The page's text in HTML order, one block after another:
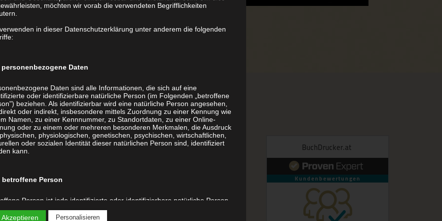
(Ihr Buch drucken)
Buch
Buch
drucken
Kinderbücher
Kochbücher
möchten wir vorab die verwendeten Begrifflichkeiten
in dieser Datenschutzerklärung unter anderem die folgenden
Daten
Daten sind alle Informationen, die sich auf eine
oder identifizierbare natürliche Person (im Folgenden „betroffene
beziehen. Als identifizierbar wird eine natürliche Person angesehen,
oder indirekt, insbesondere mittels Zuordnung zu einer Kennung wie
Namen, zu einer Kennnummer, zu Standortdaten, zu einer Online-
oder zu einem oder mehreren besonderen Merkmalen, die Ausdruck
physiologischen, genetischen, psychischen, wirtschaftlichen,
oder sozialen Identität dieser natürlichen Person sind, identifiziert
kann.
Person
Person ist jede identifizierte oder identifizierbare natürliche Person,
verarbeitet werden.
Personalisieren